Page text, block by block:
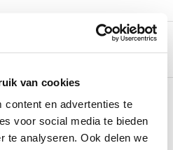
van cookies
content en advertenties te
voor social media te bieden
te analyseren. Ook delen we